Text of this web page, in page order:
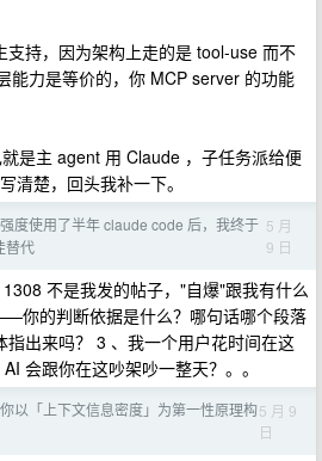
支持，因为架构上走的是 tool-use 而不
能力是等价的，你 MCP server 的功能
是主 agent 用 Claude ，子任务派给便
清楚，回头我补一下。
度使用了半年 claude code 后，我终于
替代
5 月
9 日
不是我发的帖子，"自爆"跟我有什么
你的判断依据是什么？哪句话哪个段落
出来吗？ 3 、我一个用户花时间在这
会跟你在这吵架吵一整天？。。
以「上下文信息密度」为第一性原理构5 月 9
日